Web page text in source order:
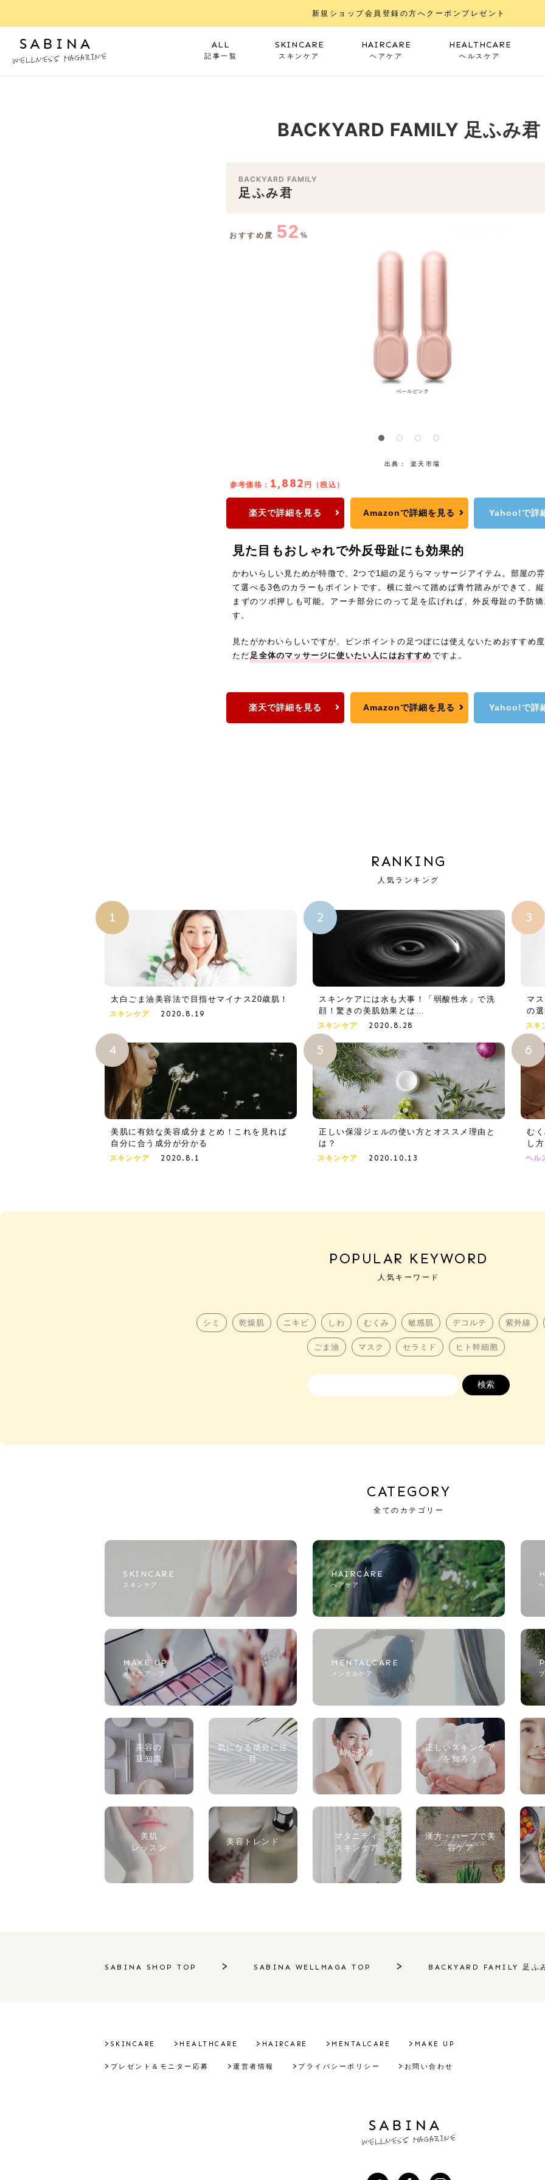
ALL
記事一覧
SKINCARE
スキンケア
HAIRCARE
ヘアケア
HEALTHCARE
ヘルスケア
新規ショップ会員登録の方へクーポンプレゼント
BACKYARD FAMILY 足ふみ君
BACKYARD FAMILY
足ふみ君
出典： 楽天市場
おすすめ度 52 %
参考価格： 1,882 円（税込）
楽天で詳細を見る Amazonで詳細を見る Yahoo!で詳
見た目もおしゃれで外反母趾にも効果的
かわいらしい見ためが特徴で、2つで1組の足うらマッサージアイテム。部屋の
て選べる3色のカラーもポイントです。横に並べて踏めば青竹踏みができて、
まずのツボ押しも可能。アーチ部分にのって足を広げれば、外反母趾の予防矯
す。
見たがかわいらしいですが、ピンポイントの足つぼには使えないためおすすめ度
ただ 足全体のマッサージに使いたい人にはおすすめ ですよ。
楽天で詳細を見る Amazonで詳細を見る Yahoo!で詳
RANKING
人気ランキング
太白ごま油美容法で目指せマイナス20歳肌！
スキンケア 2020.8.19
スキンケアには水も大事！「弱酸性水」で洗
顔！驚きの美肌効果とは…
スキンケア 2020.8.28
マ
の
スキ
美肌に有効な美容成分まとめ！これを見れば
自分に合う成分が分かる
スキンケア 2020.8.1
正しい保湿ジェルの使い方とオススメ理由と
は？
スキンケア 2020.10.13
む
し方
ヘル
POPULAR KEYWORD
人気キーワード
シミ 乾燥肌 ニキビ しわ むくみ 敏感肌 デコルテ 紫外線
ごま油 マスク セラミド ヒト幹細胞
CATEGORY
全てのカテゴリー
SKINCARE
スキンケア
HAIRCARE
ヘアケア
MAKE UP
メイクアップ
MENTALCARE
メンタルケア
美容の
豆知識
気になる成分に注
目
時短美容
正しいスキンケア
を知ろう
美肌
レッスン
美容トレンド
マタニティ
スキンケア
漢方・ハーブで美
容ケア
SABINA SHOP TOP SABINA WELLMAGA TOP BACKYARD FAMILY 足ふ
SKINCARE HEALTHCARE HAIRCARE MENTALCARE MAKE UP
プレゼント＆モニター応募 運営者情報 プライバシーポリシー お問い合わせ